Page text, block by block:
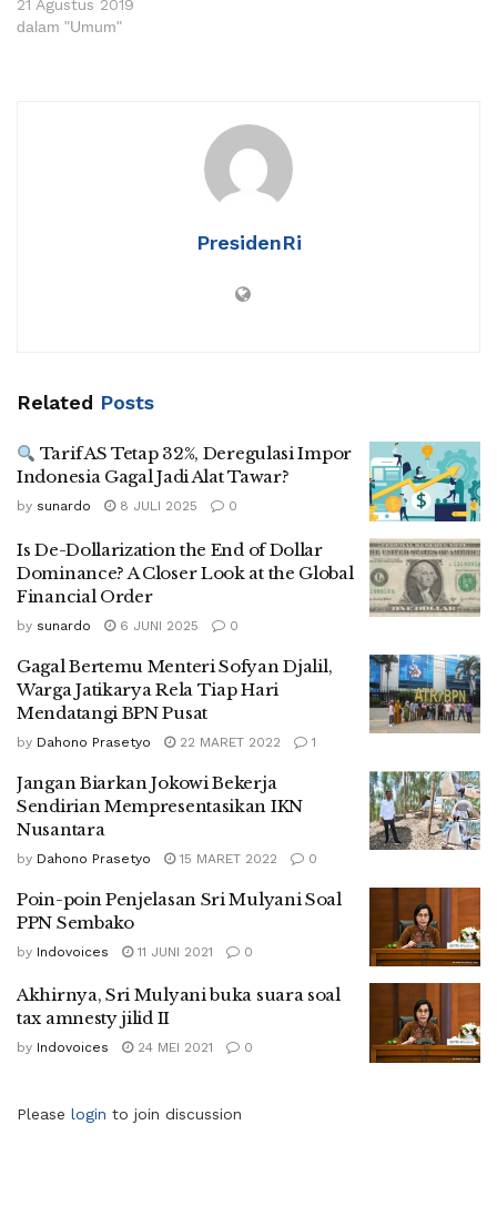
21 Agustus 2019
dalam "Umum"
PresidenRi
Related Posts
Tarif AS Tetap 32%, Deregulasi Impor
Indonesia Gagal Jadi Alat Tawar?
by sunardo 8 JULI 2025 0
Is De-Dollarization the End of Dollar
Dominance? A Closer Look at the Global
Financial Order
by sunardo 6 JUNI 2025 0
Gagal Bertemu Menteri Sofyan Djalil,
Warga Jatikarya Rela Tiap Hari
Mendatangi BPN Pusat
by Dahono Prasetyo 22 MARET 2022 1
Jangan Biarkan Jokowi Bekerja
Sendirian Mempresentasikan IKN
Nusantara
by Dahono Prasetyo 15 MARET 2022 0
Poin-poin Penjelasan Sri Mulyani Soal
PPN Sembako
by Indovoices 11 JUNI 2021 0
Akhirnya, Sri Mulyani buka suara soal
tax amnesty jilid II
by Indovoices 24 MEI 2021 0
Please login to join discussion